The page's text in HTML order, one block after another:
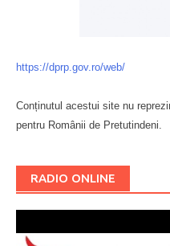
https://dprp.gov.ro/web/
Conținutul acestui site nu
pentru Românii de Pretutindeni.
RADIO ONLINE